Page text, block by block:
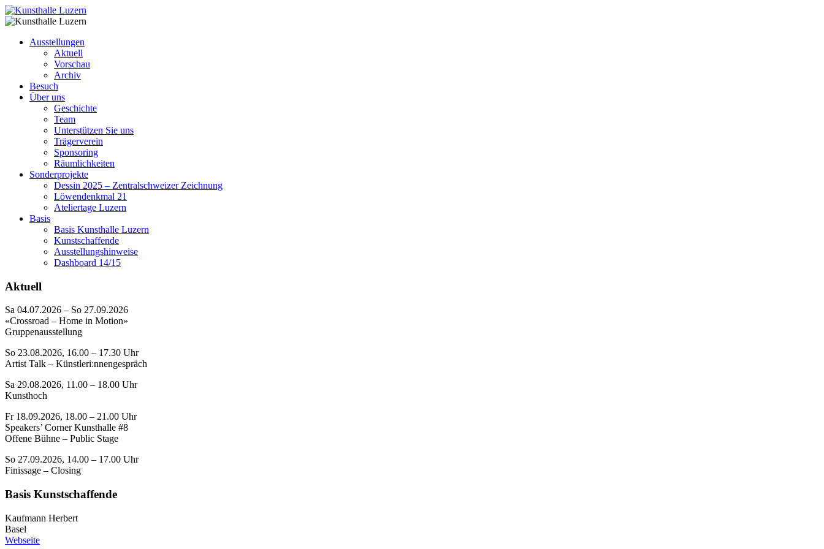
Ausstellungen
Aktuell
Vorschau
Archiv
Besuch
Über uns
Geschichte
Team
Unterstützen Sie uns
Trägerverein
Sponsoring
Räumlichkeiten
Sonderprojekte
Dessin 2025 – Zentralschweizer Zeichnung
Löwendenkmal 21
Ateliertage Luzern
Basis
Basis Kunsthalle Luzern
Kunstschaffende
Ausstellungshinweise
Dashboard 14/15
Aktuell
Sa 04.07.2026 – So 27.09.2026
«Crossroad – Home in Motion»
Gruppenausstellung
So 23.08.2026, 16.00 – 17.30 Uhr
Artist Talk – Künstleri:nnengespräch
Sa 29.08.2026, 11.00 – 18.00 Uhr
Kunsthoch
Fr 18.09.2026, 18.00 – 21.00 Uhr
Speakers’ Corner Kunsthalle #8
Offene Bühne – Public Stage
So 27.09.2026, 14.00 – 17.00 Uhr
Finissage – Closing
Basis Kunstschaffende
Kaufmann Herbert
Basel
Webseite